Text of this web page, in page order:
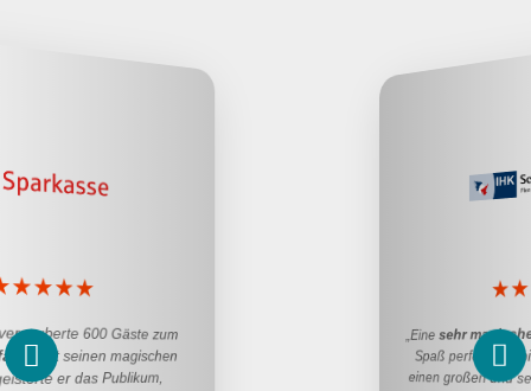
„Einesehr magische Show
, die Illusion und
Spaß perfekt kombiniert! Daniel lieferte so
einen großen und sehr wertvollen Beitrag zu